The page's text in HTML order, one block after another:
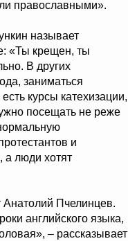
православными».
называет
«Ты крещен, ты
В других
заниматься
курсы катехизации,
посещать не реже
и
а люди хотят
Анатолий Пчелинцев.
английского языка,
– рассказывает